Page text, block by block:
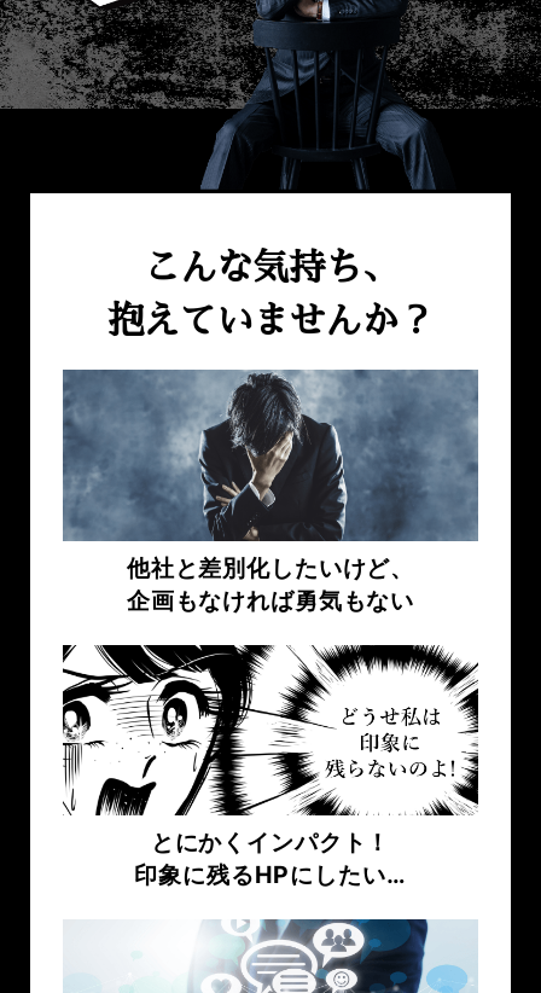
こんな気持ち、
抱えていませんか？
他社と差別化したいけど、
企画もなければ勇気もない
とにかくインパクト！
印象に残るHPにしたい…